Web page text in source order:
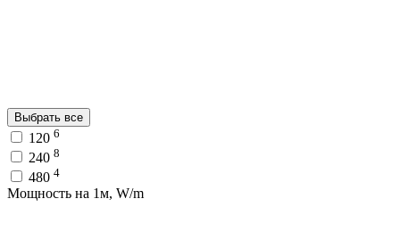
Выбрать все
120 6
240 8
480 4
Мощность на 1м, W/m